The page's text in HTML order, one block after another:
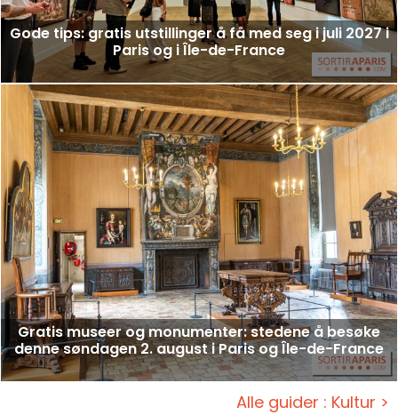
Gode tips: gratis utstillinger å få med seg i juli 2027 i
Paris og i Île-de-France
Gratis museer og monumenter: stedene å besøke
denne søndagen 2. august i Paris og Île-de-France
Alle guider : Kultur >